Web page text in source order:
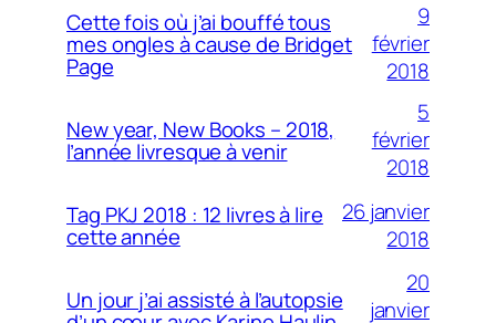
Cette fois où j’ai bouffé tous
mes ongles à cause de Bridget
Page
9
février
2018
New year, New Books – 2018,
l’année livresque à venir
5
février
2018
Tag PKJ 2018 : 12 livres à lire
cette année
26 janvier
2018
Un jour j’ai assisté à l’autopsie
20
janvier